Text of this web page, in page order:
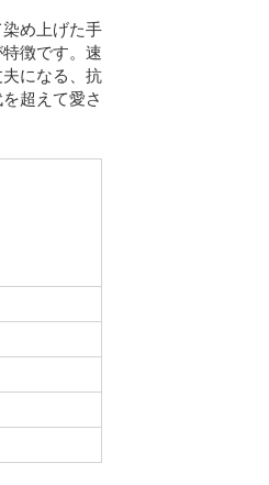
め上げた手
徴です。速
になる、抗
超えて愛さ